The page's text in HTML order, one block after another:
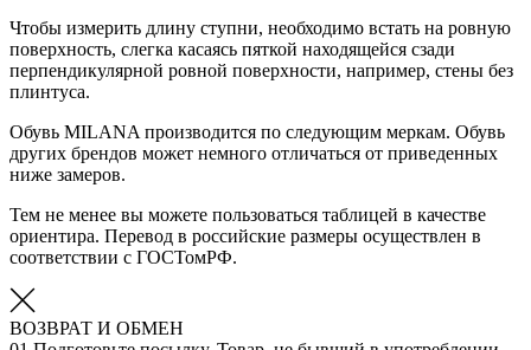
Чтобы измерить длину ступни, необходимо встать на ровную
поверхность, слегка касаясь пяткой находящейся сзади
перпендикулярной ровной поверхности, например, стены без
плинтуса.
Обувь MILANA производится по следующим меркам. Обувь
других брендов может немного отличаться от приведенных
ниже замеров.
Тем не менее вы можете пользоваться таблицей в качестве
ориентира. Перевод в российские размеры осуществлен в
соответствии с ГОСТомРФ.
ВОЗВРАТ И ОБМЕН